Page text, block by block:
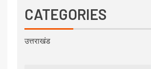
CATEGORIES
उत्तराखंड